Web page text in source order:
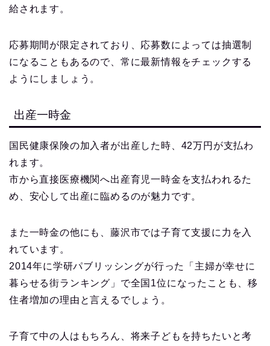
給されます。
応募期間が限定されており、応募数によっては抽選制
になることもあるので、常に最新情報をチェックする
ようにしましょう。
出産一時金
国民健康保険の加入者が出産した時、42万円が支払わ
れます。
市から直接医療機関へ出産育児一時金を支払われるた
め、安心して出産に臨めるのが魅力です。
また一時金の他にも、藤沢市では子育て支援に力を入
れています。
2014年に学研パブリッシングが行った「主婦が幸せに
暮らせる街ランキング」で全国1位になったことも、移
住者増加の理由と言えるでしょう。
子育て中の人はもちろん、将来子どもを持ちたいと考